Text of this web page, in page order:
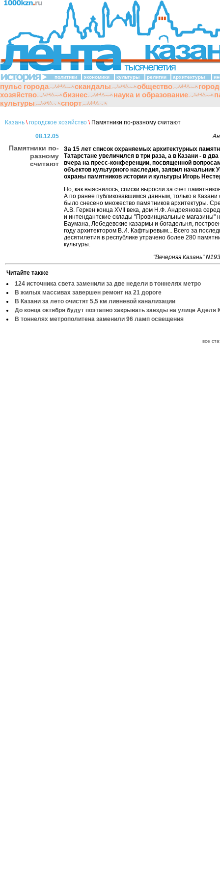
политики экономики культуры религии архитектуры
пульс города скандалы общество
хозяйство
бизнес наука и образование
культуры
спорт
Казань \ городское хозяйство \Памятники по-разному считают
08.12.05
Памятники по-
разному
считают
За 15 лет список охраняемых архитектурных
Татарстане увеличился в три раза, а в Казани - в
вчера на пресс-конференции, посвященной
объектов культурного наследия, заявил начальник
охраны памятников истории и культуры Игорь
Но, как выяснилось, списки выросли за счет
А по ранее публиковавшимся данным, только в Казани
было снесено множество памятников архитектуры.
А.В. Геркен конца XVII века, дом Н.Ф. Андреянова
и интендантские склады "Провинциальные магазины"
Баумана, Лебедевские казармы и богадельня,
году архитектором В.И. Кафтыревым... Всего за
десятилетия в республике утрачено более 280
культуры.
"Вечерняя Казань"
Читайте также
124 источника света заменили за две недели в тоннелях метро
В жилых массивах завершен ремонт на 21 дороге
В Казани за лето очистят 5,5 км ливневой канализации
До конца октября будут поэтапно закрывать заезды на улице Аделя
В тоннелях метрополитена заменили 96 ламп освещения
все